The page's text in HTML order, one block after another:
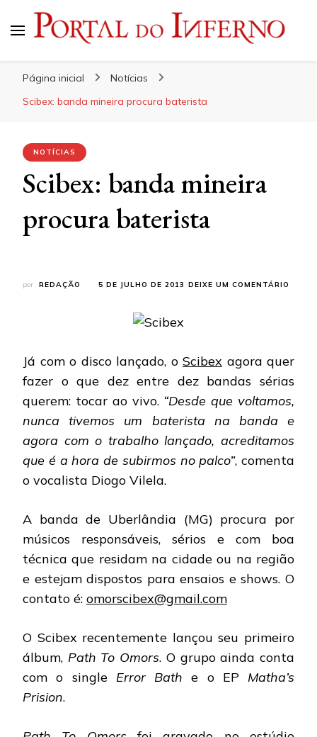
Página inicial
Notícias
Scibex: banda mineira procura baterista
NOTÍCIAS
Scibex: banda mineira
procura baterista
por REDAÇÃO 5 DE JULHO DE 2013 DEIXE UM COMENTÁRIO
Já com o disco lançado, o Scibex agora quer
fazer o que dez entre dez bandas sérias
querem: tocar ao vivo. “Desde que voltamos,
nunca tivemos um baterista na banda e
agora com o trabalho lançado, acreditamos
que é a hora de subirmos no palco”, comenta
o vocalista Diogo Vilela.
A banda de Uberlândia (MG) procura por
músicos responsáveis, sérios e com boa
técnica que residam na cidade ou na região
e estejam dispostos para ensaios e shows. O
contato é: omorscibex@gmail.com
O Scibex recentemente lançou seu primeiro
álbum, Path To Omors. O grupo ainda conta
com o singleError Bath e o EP Matha’s
Prision.